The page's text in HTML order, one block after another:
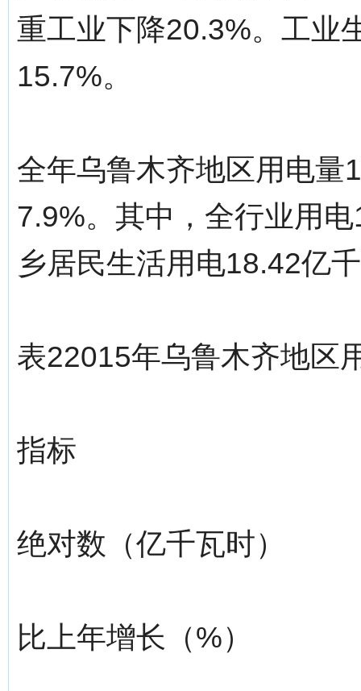
重工业下降20.3%。工业
15.7%。
全年乌鲁木齐地区用电量
7.9%。其中，全行业用
乡居民生活用电18.42亿
表22015年乌鲁木齐地区
指标
绝对数（亿千瓦时）
比上年增长（%）